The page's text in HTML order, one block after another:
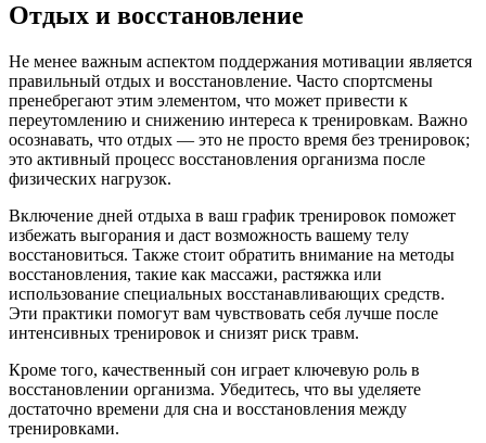
Отдых и восстановление
Не менее важным аспектом поддержания мотивации является
правильный отдых и восстановление. Часто спортсмены
пренебрегают этим элементом, что может привести к
переутомлению и снижению интереса к тренировкам. Важно
осознавать, что отдых — это не просто время без тренировок;
это активный процесс восстановления организма после
физических нагрузок.
Включение дней отдыха в ваш график тренировок поможет
избежать выгорания и даст возможность вашему телу
восстановиться. Также стоит обратить внимание на методы
восстановления, такие как массажи, растяжка или
использование специальных восстанавливающих средств.
Эти практики помогут вам чувствовать себя лучше после
интенсивных тренировок и снизят риск травм.
Кроме того, качественный сон играет ключевую роль в
восстановлении организма. Убедитесь, что вы уделяете
достаточно времени для сна и восстановления между
тренировками.